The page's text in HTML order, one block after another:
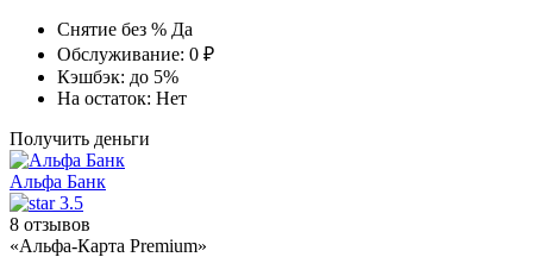
Снятие без % Да
Обслуживание: 0 ₽
Кэшбэк: до 5%
На остаток: Нет
Получить деньги
Альфа Банк
3.5
8 отзывов
«Альфа-Карта Premium»